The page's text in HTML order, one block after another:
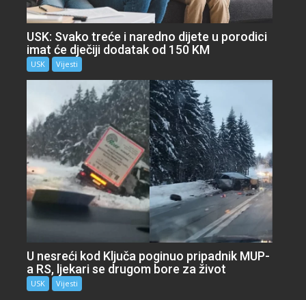
USK: Svako treće i naredno dijete u porodici
imat će dječiji dodatak od 150 KM
USK Vijesti
U nesreći kod Ključa poginuo pripadnik MUP-
a RS, ljekari se drugom bore za život
USK Vijesti